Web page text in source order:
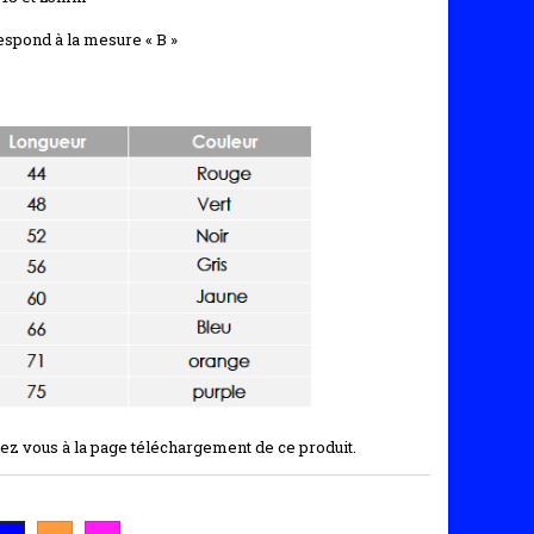
à la mesure « B »
vous à la page téléchargement de ce produit.